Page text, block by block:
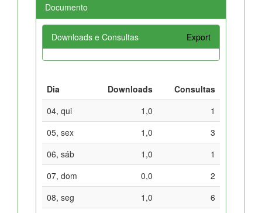
Documento
Downloads e Consultas Export
Dia Downloads
Consultas
04, qui
1,0
1
05, sex
1,0
3
06, sáb
1,0
1
07, dom
0,0
2
08, seg
1,0
6